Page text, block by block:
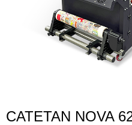
CATETAN NOVA